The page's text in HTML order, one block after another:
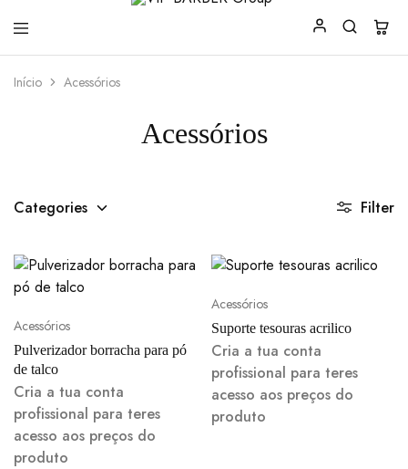
BARBER
para
Início Acessórios
Acessórios
Categories Filter
Acessórios
Pulverizador borracha para pó
de talco
Cria a tua conta
profissional para teres
acesso aos preços do
produto
Acessórios
Suporte tesouras acrilico
Cria a tua conta
profissional para teres
acesso aos preços do
produto